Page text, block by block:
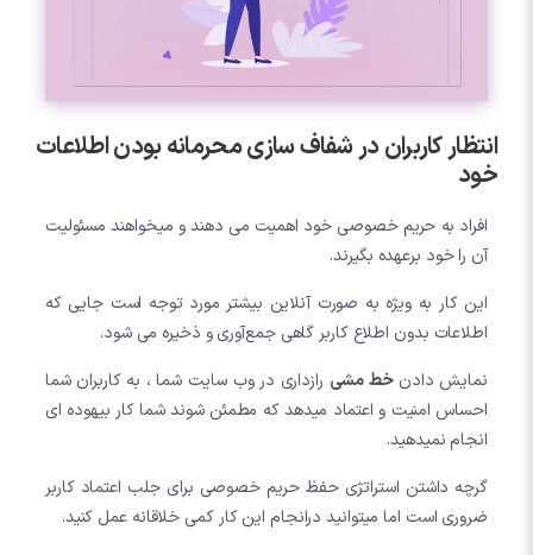
انتظار کاربران در شفاف سازی محرمانه بودن اطلاعات
خود
افراد به حریم خصوصی خود اهمیت می دهند و میخواهند مسئولیت
آن را خود برعهده بگیرند.
این کار به ویژه به صورت آنلاین بیشتر مورد توجه است جایی که
اطلاعات بدون اطلاع کاربر گاهی جمع‌آوری و ذخیره می شود.
نمایش دادنخط مشی رازداری در وب سایت شما ، به کاربران شما
احساس امنیت و اعتماد میدهد که مطمئن شوند شما کار بیهوده ای
انجام نمیدهید.
گرچه داشتن استراتژی حفظ حریم خصوصی برای جلب اعتماد کاربر
ضروری است اما میتوانید درانجام این کار کمی خلاقانه عمل کنید.